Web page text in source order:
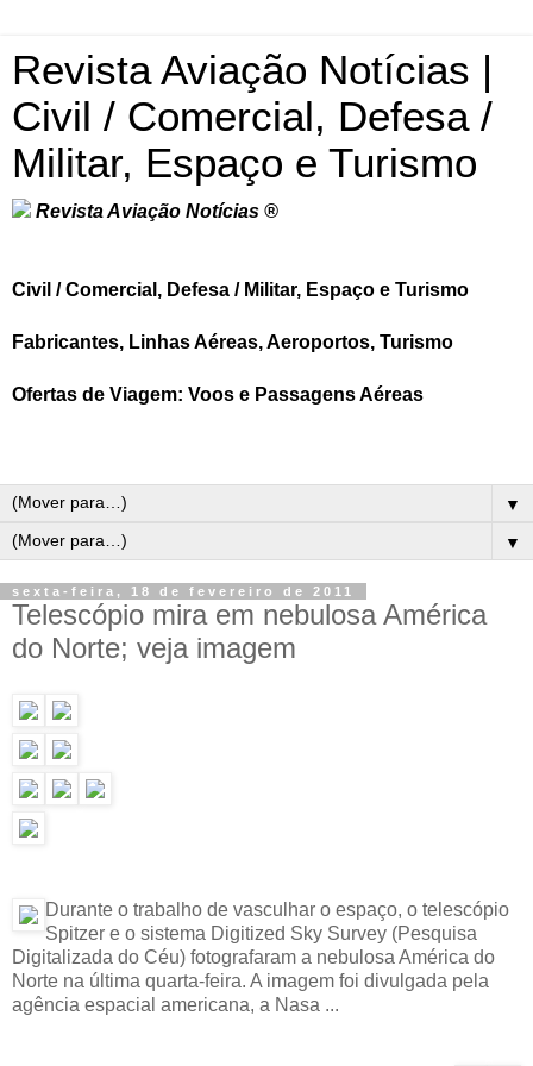
Revista Aviação Notícias |
Civil / Comercial, Defesa /
Militar, Espaço e Turismo
Revista Aviação Notícias ®
Civil / Comercial, Defesa / Militar, Espaço e Turismo
Fabricantes, Linhas Aéreas, Aeroportos, Turismo
Ofertas de Viagem: Voos e Passagens Aéreas
▼
▼
sexta-feira, 18 de fevereiro de 2011
Telescópio mira em nebulosa América
do Norte; veja imagem
Durante o trabalho de vasculhar o espaço, o telescópio
Spitzer e o sistema Digitized Sky Survey (Pesquisa
Digitalizada do Céu) fotografaram a nebulosa América do
Norte na última quarta-feira. A imagem foi divulgada pela
agência espacial americana, a Nasa ...